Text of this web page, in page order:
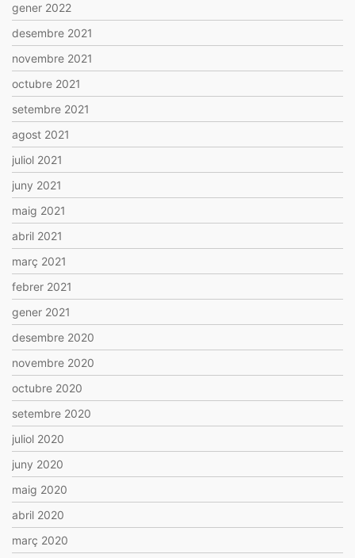
gener 2022
desembre 2021
novembre 2021
octubre 2021
setembre 2021
agost 2021
juliol 2021
juny 2021
maig 2021
abril 2021
març 2021
febrer 2021
gener 2021
desembre 2020
novembre 2020
octubre 2020
setembre 2020
juliol 2020
juny 2020
maig 2020
abril 2020
març 2020